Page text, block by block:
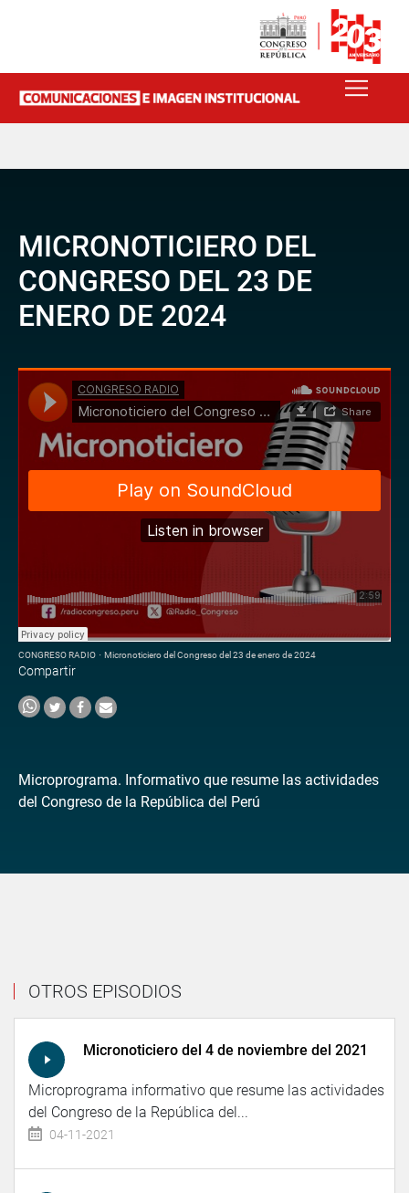
MICRONOTICIERO DEL
CONGRESO DEL 23 DE
ENERO DE 2024
CONGRESO RADIO · Micronoticiero del Congreso del 23 de enero de 2024
Compartir
Microprograma. Informativo que resume las actividades
del Congreso de la República del Perú
OTROS EPISODIOS
Micronoticiero del 4 de noviembre del 2021
Microprograma informativo que resume las actividades
del Congreso de la República del...
04-11-2021